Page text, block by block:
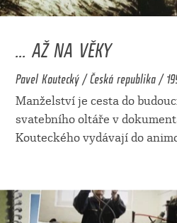
... AŽ NA VĚKY
Pavel Koutecký / Česká republika /
Manželství je cesta do
svatebního oltáře v
Kouteckého vydávají do